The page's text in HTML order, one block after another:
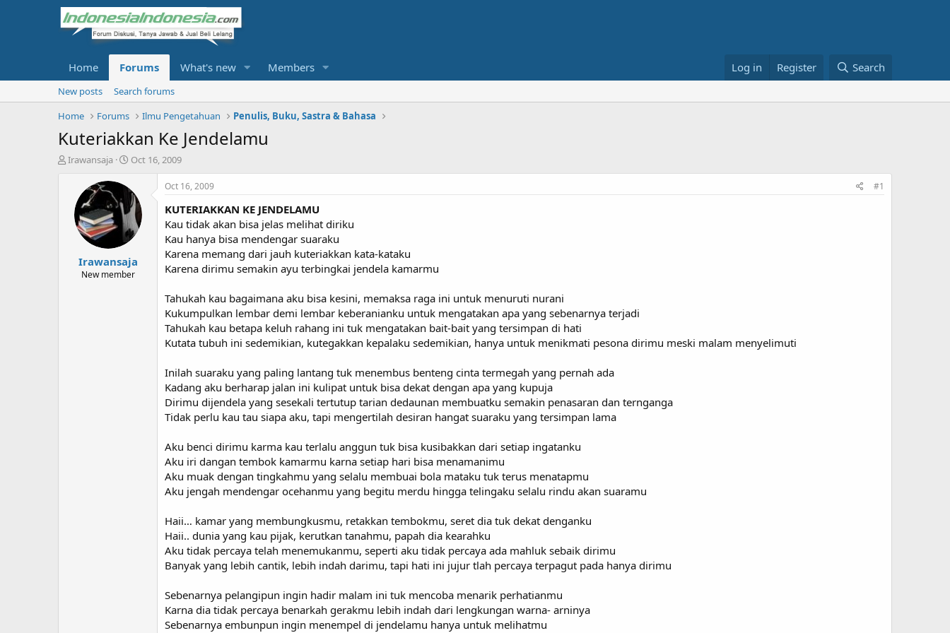
Home Forums What's new Members Log in Register Search
New posts
Search forums
Home
Forums Ilmu Pengetahuan Penulis, Buku, Sastra & Bahasa
Kuteriakkan Ke Jendelamu
T
Irawansaja
S
r
t
d
a
e
Oct 16, 2009
Irawansaja
New member
Oct 16, 2009 #1
KUTERIAKKAN KE JENDELAMU
Kau tidak akan bisa jelas melihat diriku
Kau hanya bisa mendengar suaraku
Karena memang dari jauh kuteriakkan kata-kataku
Karena dirimu semakin ayu terbingkai jendela kamarmu
Tahukah kau bagaimana aku bisa kesini, memaksa raga ini untuk menuruti nurani
Kukumpulkan lembar demi lembar keberanianku untuk mengatakan apa yang sebenarnya terjadi
Tahukah kau betapa keluh rahang ini tuk mengatakan bait-bait yang tersimpan di hati
Kutata tubuh ini sedemikian, kutegakkan kepalaku sedemikian, hanya untuk menikmati pesona dirimu meski malam menyelimuti
Inilah suaraku yang paling lantang tuk menembus benteng cinta termegah yang pernah ada
Kadang aku berharap jalan ini kulipat untuk bisa dekat dengan apa yang kupuja
Dirimu dijendela yang sesekali tertutup tarian dedaunan membuatku semakin penasaran dan ternganga
Tidak perlu kau tau siapa aku, tapi mengertilah desiran hangat suaraku yang tersimpan lama
Aku benci dirimu karma kau terlalu anggun tuk bisa kusibakkan dari setiap ingatanku
Aku iri dangan tembok kamarmu karna setiap hari bisa menamanimu
Aku muak dengan tingkahmu yang selalu membuai bola mataku tuk terus menatapmu
Aku jengah mendengar ocehanmu yang begitu merdu hingga telingaku selalu rindu akan suaramu
Haii… kamar yang membungkusmu, retakkan tembokmu, seret dia tuk dekat denganku
Haii.. dunia yang kau pijak, kerutkan tanahmu, papah dia kearahku
Aku tidak percaya telah menemukanmu, seperti aku tidak percaya ada mahluk sebaik dirimu
Banyak yang lebih cantik, lebih indah darimu, tapi hati ini jujur tlah percaya terpagut pada hanya dirimu
Sebenarnya pelangipun ingin hadir malam ini tuk mencoba menarik perhatianmu
Karna dia tidak percaya benarkah gerakmu lebih indah dari lengkungan warna- arninya
Sebenarnya embunpun ingin menempel di jendelamu hanya untuk melihatmu